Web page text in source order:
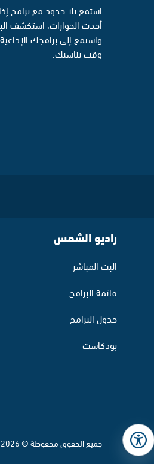
استمع بلا حدود مع برامج
أحدث الحوارات، استكشف
واستمع إلى برامجك
وقت يناسبك.
راديو الشمس
البث المباشر
قائمة البرامج
جدول البرامج
بودكاست
جميع الحقوق محفوظة © 2026 | موقع الشمس